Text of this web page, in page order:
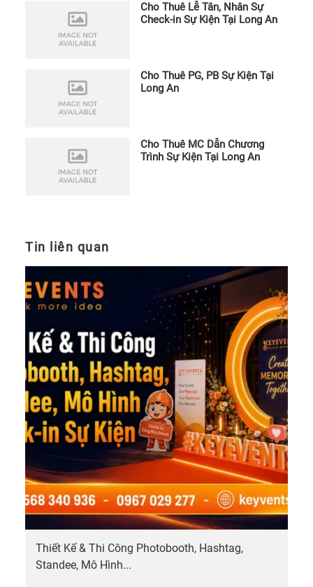
Cho Thuê Lễ Tân, Nhân Sự
Check-in Sự Kiện Tại Long An
Cho Thuê PG, PB Sự Kiện Tại
Long An
Cho Thuê MC Dẫn Chương
Trình Sự Kiện Tại Long An
Tin liên quan
Thiết Kế & Thi Công Photobooth, Hashtag,
Standee, Mô Hình...